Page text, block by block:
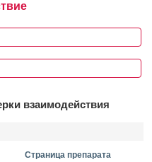
взаимодействия
Страница препарата